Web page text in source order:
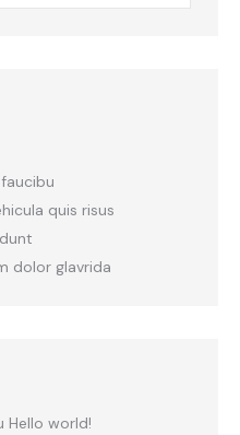
quis risus
dolor glavrida
Hello world!